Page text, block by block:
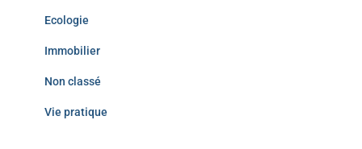
Ecologie
Immobilier
Non classé
Vie pratique